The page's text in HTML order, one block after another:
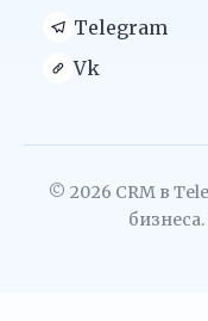
Telegram
Vk
© 2026 CRM в